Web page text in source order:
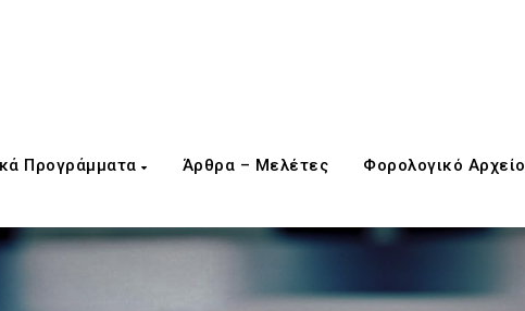
Προγράμματα Άρθρα – Μελέτες Φορολογικό Αρχείο